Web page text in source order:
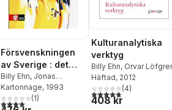
Försvenskningen
av Sverige : det
nationellas
förvandlingar
Billy Ehn, Jonas
Frykman,Orvar Löfgren
Kartonnage, 1993
4,0utav 5 stjärnor. Totalt antal röster:
(1)
Kulturanalytiska
verktyg
Billy Ehn, Orvar
Häftad, 2012
4,8utav 5 stjärnor.
(4)
408 kr